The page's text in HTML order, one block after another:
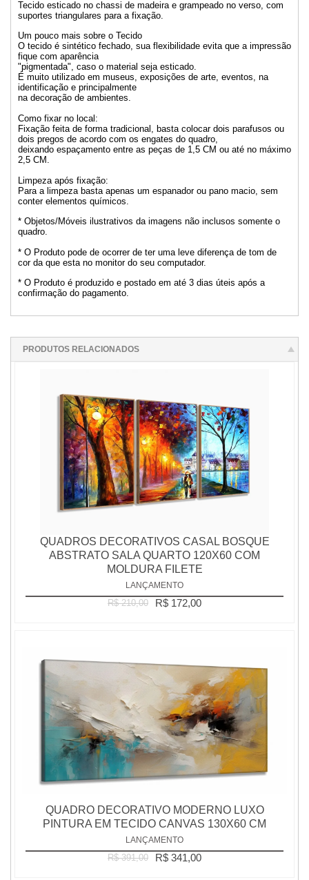
Tecido esticado no chassi de madeira e grampeado no verso, com
suportes triangulares para a fixação.
Um pouco mais sobre o Tecido
O tecido é sintético fechado, sua flexibilidade evita que a impressão
fique com aparência
"pigmentada", caso o material seja esticado.
É muito utilizado em museus, exposições de arte, eventos, na
identificação e principalmente
na decoração de ambientes.
Como fixar no local:
Fixação feita de forma tradicional, basta colocar dois parafusos ou
dois pregos de acordo com os engates do quadro,
deixando espaçamento entre as peças de 1,5 CM ou até no máximo
2,5 CM.
Limpeza após fixação:
Para a limpeza basta apenas um espanador ou pano macio, sem
conter elementos químicos.
* Objetos/Móveis ilustrativos da imagens não inclusos somente o
quadro.
* O Produto pode de ocorrer de ter uma leve diferença de tom de
cor da que esta no monitor do seu computador.
* O Produto é produzido e postado em até 3 dias úteis após a
confirmação do pagamento.
PRODUTOS RELACIONADOS
QUADROS DECORATIVOS CASAL BOSQUE
ABSTRATO SALA QUARTO 120X60 COM
MOLDURA FILETE
LANÇAMENTO
R$ 210,00 R$ 172,00
QUADRO DECORATIVO MODERNO LUXO
PINTURA EM TECIDO CANVAS 130X60 CM
LANÇAMENTO
R$ 391,00 R$ 341,00